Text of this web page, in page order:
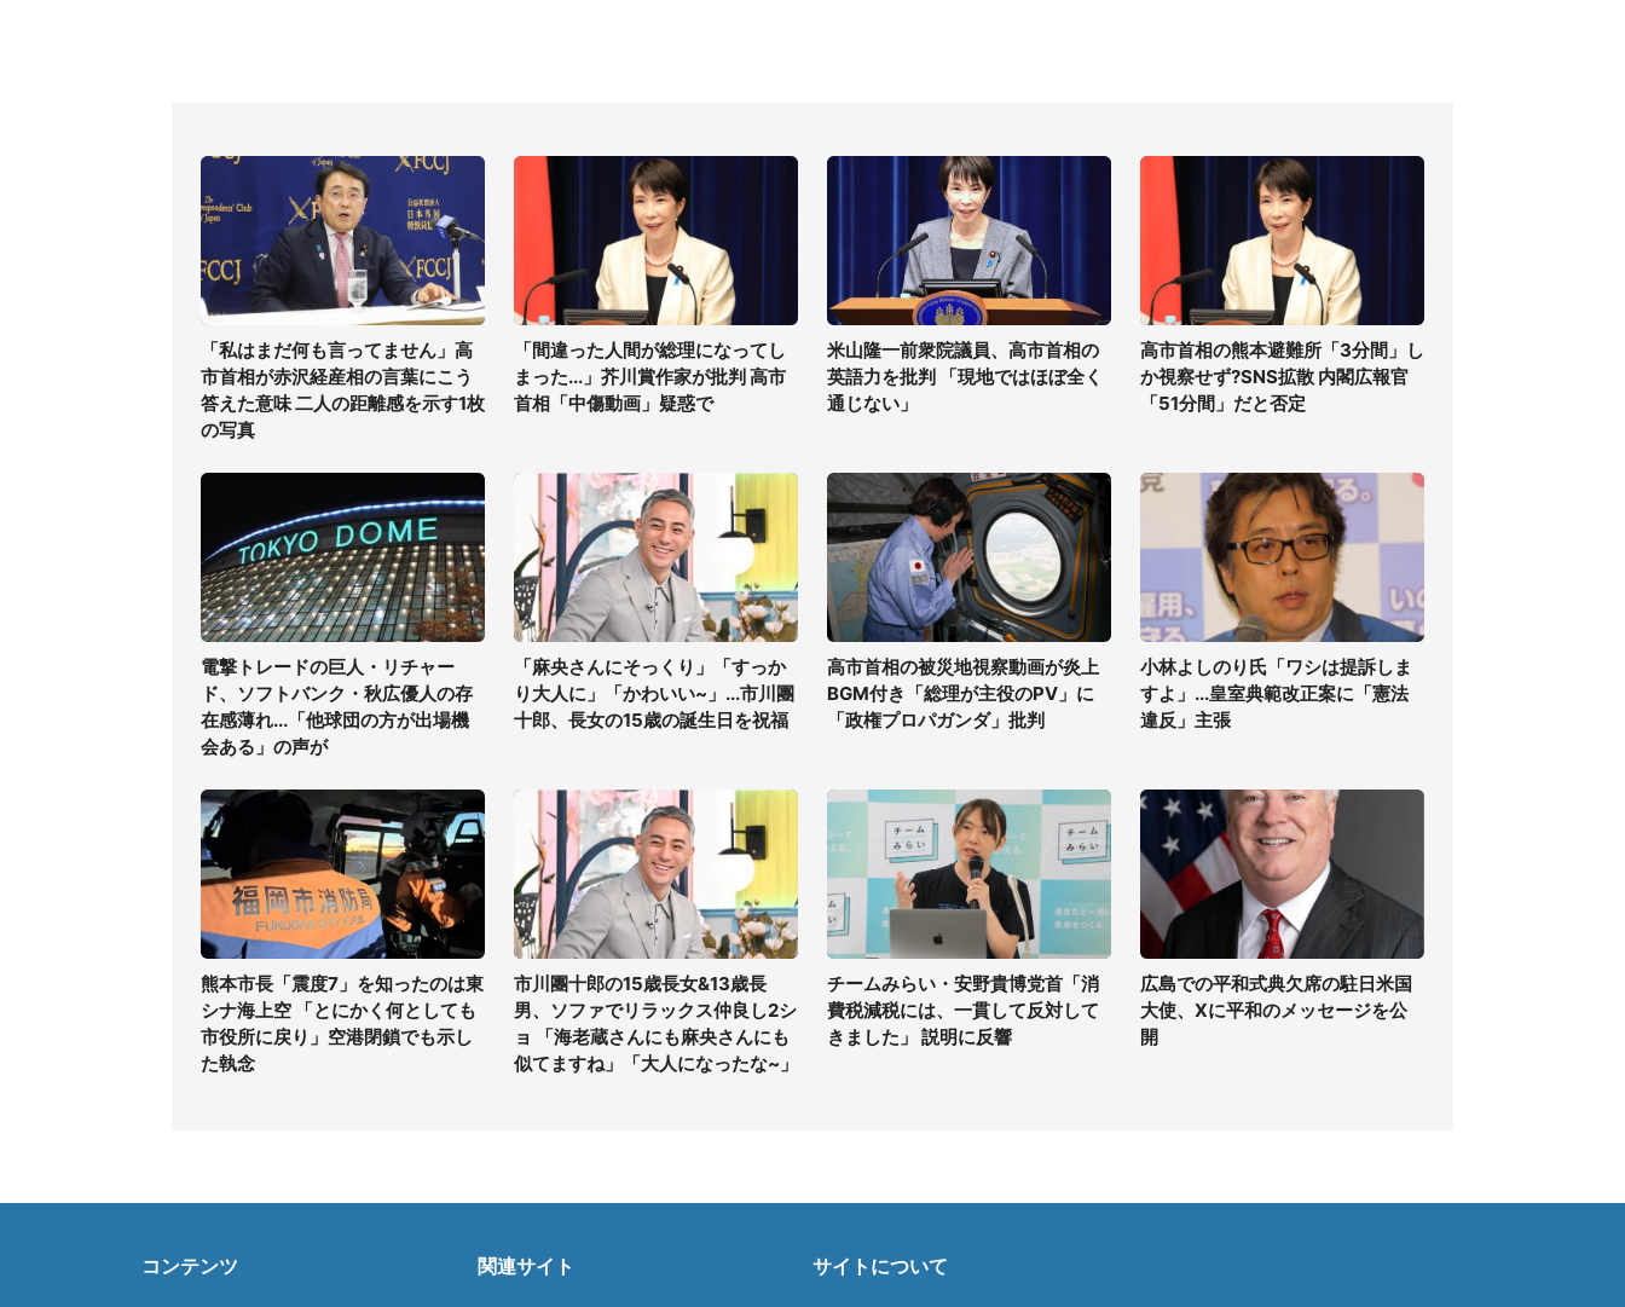
「私はまだ何も言ってません」高
市首相が赤沢経産相の言葉にこう
答えた意味 二人の距離感を示す1枚
の写真
「間違った人間が総理になってし
まった...」芥川賞作家が批判 高市
首相「中傷動画」疑惑で
米山隆一前衆院議員、高市首相の
英語力を批判 「現地ではほぼ全く
通じない」
高市首相の熊本避難所「3分間」し
か視察せず?SNS拡散 内閣広報官
「51分間」だと否定
電撃トレードの巨人・リチャー
ド、ソフトバンク・秋広優人の存
在感薄れ...「他球団の方が出場機
会ある」の声が
「麻央さんにそっくり」「すっか
り大人に」「かわいい~」...市川團
十郎、長女の15歳の誕生日を祝福
高市首相の被災地視察動画が炎上
BGM付き「総理が主役のPV」に
「政権プロパガンダ」批判
小林よしのり氏「ワシは提訴しま
すよ」...皇室典範改正案に「憲法
違反」主張
熊本市長「震度7」を知ったのは東
シナ海上空 「とにかく何としても
市役所に戻り」空港閉鎖でも示し
た執念
市川團十郎の15歳長女&13歳長
男、ソファでリラックス仲良し2シ
ョ 「海老蔵さんにも麻央さんにも
似てますね」「大人になったな~」
チームみらい・安野貴博党首「消
費税減税には、一貫して反対して
きました」 説明に反響
広島での平和式典欠席の駐日米国
大使、Xに平和のメッセージを公
開
コンテンツ 関連サイト サイトについて